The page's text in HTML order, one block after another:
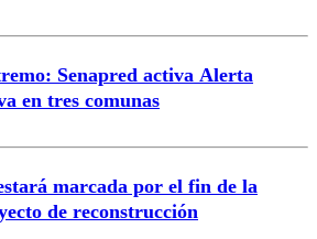
Senapred activa Alerta
en tres comunas
marcada por el fin de la
de reconstrucción